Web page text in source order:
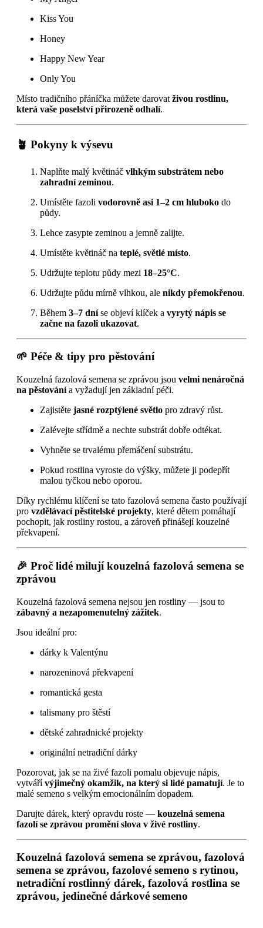
Kiss You
Honey
Happy New Year
Only You
Místo tradičního přáníčka můžete darovat živou rostlinu,
která vaše poselství přirozeně odhalí.
🪴 Pokyny k výsevu
Naplňte malý květináč vlhkým substrátem nebo
zahradní zeminou.
Umístěte fazoli vodorovně asi 1–2 cm hluboko do
půdy.
Lehce zasypte zeminou a jemně zalijte.
Umístěte květináč na teplé, světlé místo.
Udržujte teplotu půdy mezi 18–25°C.
Udržujte půdu mírně vlhkou, ale nikdy přemokřenou.
Během 3–7 dníse objeví klíček a vyrytý nápis se
začne na fazoli ukazovat.
🌱 Péče & tipy pro pěstování
Kouzelná fazolová semena se zprávou jsou velmi nenáročná
na pěstovánía vyžadují jen základní péči.
Zajistěte jasné rozptýlené světlo pro zdravý růst.
Zalévejte střídmě a nechte substrát dobře odtékat.
Vyhněte se trvalému přemáčení substrátu.
Pokud rostlina vyroste do výšky, můžete ji podepřít
malou tyčkou nebo oporou.
Díky rychlému klíčení se tato fazolová semena často používají
pro vzdělávací pěstitelské projekty, které dětem pomáhají
pochopit, jak rostliny rostou, a zároveň přinášejí kouzelné
překvapení.
🎉 Proč lidé milují kouzelná fazolová semena se
zprávou
Kouzelná fazolová semena nejsou jen rostliny — jsou to
zábavný a nezapomenutelný zážitek.
Jsou ideální pro:
dárky k Valentýnu
narozeninová překvapení
romantická gesta
talismany pro štěstí
dětské zahradnické projekty
originální netradiční dárky
Pozorovat, jak se na živé fazoli pomalu objevuje nápis,
vytvářívýjimečný okamžik, na který si lidé pamatují. Je to
malé semeno s velkým emocionálním dopadem.
Darujte dárek, který opravdu roste — kouzelná semena
fazolí se zprávou promění slova v živé rostliny.
Kouzelná fazolová semena se zprávou, fazolová
semena se zprávou, fazolové semeno s rytinou,
netradiční rostlinný dárek, fazolová rostlina se
zprávou, jedinečné dárkové semeno